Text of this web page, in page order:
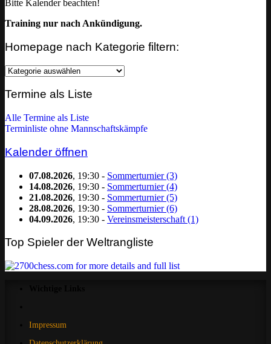
Bitte Kalender beachten!
Training nur nach Ankündigung.
Homepage nach Kategorie filtern:
Homepage
Kategorie
Termine als Liste
Alle Termine als Liste
Terminliste ohne Mannschaftskämpfe
Kalender öffnen
07.08.2026, 19:30 - Sommerturnier (3)
14.08.2026, 19:30 - Sommerturnier (4)
21.08.2026, 19:30 - Sommerturnier (5)
28.08.2026, 19:30 - Sommerturnier (6)
04.09.2026, 19:30 - Vereinsmeisterschaft (1)
Top Spieler der Weltrangliste
Impressum